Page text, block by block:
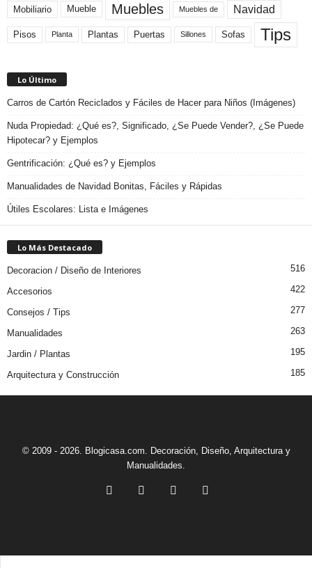
Mobiliario Mueble Muebles Muebles de Navidad
Pisos Planta Plantas Puertas Sillones Sofas Tips
Lo Último
Carros de Cartón Reciclados y Fáciles de Hacer para Niños (Imágenes)
Nuda Propiedad: ¿Qué es?, Significado, ¿Se Puede Vender?, ¿Se Puede
Hipotecar? y Ejemplos
Gentrificación: ¿Qué es? y Ejemplos
Manualidades de Navidad Bonitas, Fáciles y Rápidas
Útiles Escolares: Lista e Imágenes
Lo Más Destacado
Decoracion / Diseño de Interiores 516
Accesorios 422
Consejos / Tips 277
Manualidades 263
Jardin / Plantas 195
Arquitectura y Construcción 185
© 2009 - 2026. Blogicasa.com. Decoración, Diseño, Arquitectura y
Manualidades.